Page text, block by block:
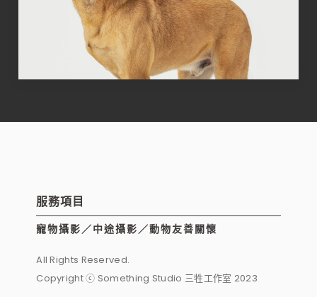
服務項目
寵物攝影／中途攝影／動物友善關懷
All Rights Reserved.
Copyright ⓒ Something Studio 三牲工作室 2023